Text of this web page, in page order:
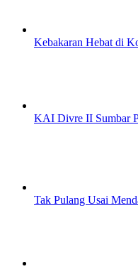
Kebakaran Hebat di
KAI Divre II Sumbar
Tak Pulang Usai